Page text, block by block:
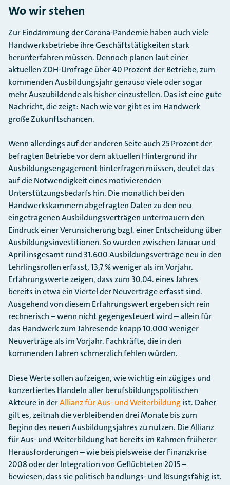
Wo wir stehen
Zur Eindämmung der Corona-Pandemie haben auch viele
Handwerksbetriebe ihre Geschäftstätigkeiten stark
herunterfahren müssen. Dennoch planen laut einer
aktuellen ZDH-Umfrage über 40 Prozent der Betriebe, zum
kommenden Ausbildungsjahr genauso viele oder sogar
mehr Auszubildende als bisher einzustellen. Das ist eine gute
Nachricht, die zeigt: Nach wie vor gibt es im Handwerk
große Zukunftschancen.
Wenn allerdings auf der anderen Seite auch 25 Prozent der
befragten Betriebe vor dem aktuellen Hintergrund ihr
Ausbildungsengagement hinterfragen müssen, deutet das
auf die Notwendigkeit eines motivierenden
Unterstützungsbedarfs hin. Die monatlich bei den
Handwerkskammern abgefragten Daten zu den neu
eingetragenen Ausbildungsverträgen untermauern den
Eindruck einer Verunsicherung bzgl. einer Entscheidung über
Ausbildungsinvestitionen. So wurden zwischen Januar und
April insgesamt rund 31.600 Ausbildungsverträge neu in den
Lehrlingsrollen erfasst, 13,7 % weniger als im Vorjahr.
Erfahrungswerte zeigen, dass zum 30.04. eines Jahres
bereits in etwa ein Viertel der Neuverträge erfasst sind.
Ausgehend von diesem Erfahrungswert ergeben sich rein
rechnerisch – wenn nicht gegengesteuert wird – allein für
das Handwerk zum Jahresende knapp 10.000 weniger
Neuverträge als im Vorjahr. Fachkräfte, die in den
kommenden Jahren schmerzlich fehlen würden.
Diese Werte sollen aufzeigen, wie wichtig ein zügiges und
konzertiertes Handeln aller berufsbildungspolitischen
Akteure in derAllianz für Aus- und Weiterbildung ist. Daher
gilt es, zeitnah die verbleibenden drei Monate bis zum
Beginn des neuen Ausbildungsjahres zu nutzen. Die Allianz
für Aus- und Weiterbildung hat bereits im Rahmen früherer
Herausforderungen – wie beispielsweise der Finanzkrise
2008 oder der Integration von Geflüchteten 2015 –
bewiesen, dass sie politisch handlungs- und lösungsfähig ist.